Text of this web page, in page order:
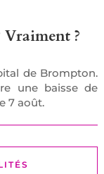
Vraiment ?
de Brompton.
une baisse de
7 août.